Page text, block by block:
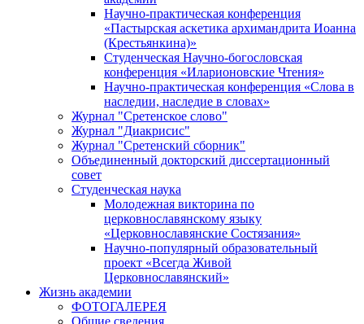
Научно-практическая конференция
«Пастырская аскетика архимандрита Иоанна
(Крестьянкина)»
Студенческая Научно-богословская
конференция «Иларионовские Чтения»
Научно-практическая конференция «Cлова в
наследии, наследие в словах»
Журнал "Сретенское слово"
Журнал "Диакрисис"
Журнал "Сретенский сборник"
Объединенный докторский диссертационный
совет
Студенческая наука
Молодежная викторина по
церковнославянскому языку
«Церковнославянские Состязания»
Научно-популярный образовательный
проект «Всегда Живой
Церковнославянский»
Жизнь академии
ФОТОГАЛЕРЕЯ
Общие сведения